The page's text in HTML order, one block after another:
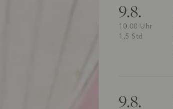
9.8.
10.00 Uhr
1,5 Std
9.8.